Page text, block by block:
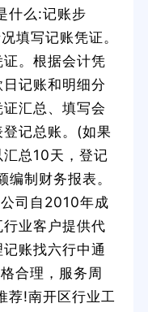
什么:记账步
填写记账凭证。
。根据会计凭
记账和明细分
汇总、填写会
记总账。(如果
总10天，登记
制财务报表。
司自2010年成
业客户提供代
账找六行中通
合理，服务周
荐!南开区行业工